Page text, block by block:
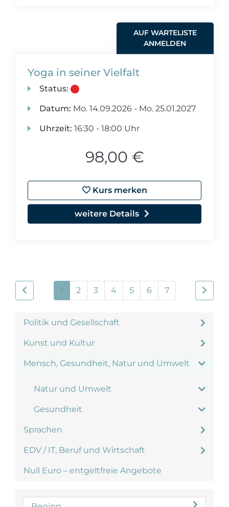
Politik und Gesellschaft
Kunst und Kultur
Mensch, Gesundheit, Natur und Umwelt
Natur und Umwelt
Gesundheit
Sprachen
EDV / IT, Beruf und Wirtschaft
Null Euro – entgeltfreie Angebote
AUF WARTELISTE
ANMELDEN
Yoga in seiner Vielfalt
Status:
Datum: Mo. 14.09.2026 - Mo. 25.01.2027
Uhrzeit: 16:30 - 18:00 Uhr
98,00 €
Kurs merken
weitere Details
1 2 3 4 5 6 7